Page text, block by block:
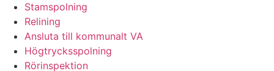
Stamspolning
Relining
Ansluta till kommunalt VA
Högtrycksspolning
Rörinspektion